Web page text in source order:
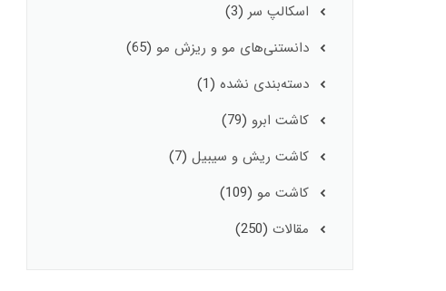
اسکالپ سر (3)
دانستنی‌های مو و ریزش مو (65)
دسته‌بندی نشده (1)
کاشت ابرو (79)
کاشت ریش و سیبیل (7)
کاشت مو (109)
مقالات (250)